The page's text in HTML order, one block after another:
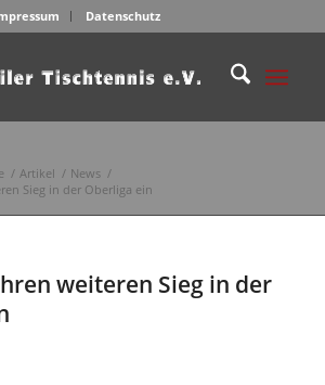
Datenschutz
/ Artikel / News /
Sieg in der Oberliga ein
weiteren Sieg in der